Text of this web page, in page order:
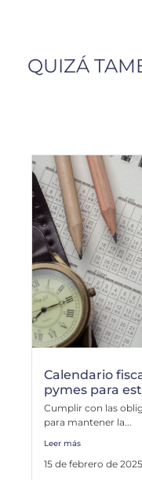
QUIZÁ
Calendario
pymes para
Cumplir con las
para mantener la...
Leer más
15 de febrero de 2025